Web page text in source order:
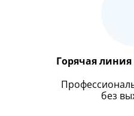
Горячая линия
без